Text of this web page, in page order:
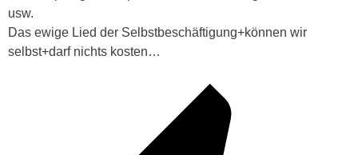
usw.
Das ewige Lied der Selbstbeschäftigung+können wir
selbst+darf nichts kosten…